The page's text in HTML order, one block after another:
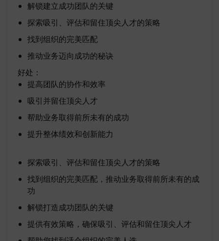
解锁建立成功团队的关键
探索吸引、评估和留住顶尖人才的策略
找到组织的完美匹配
推动业务迈向成功的秘诀
好处：
提高团队的协作和效率
吸引并留住顶尖人才
帮助业务取得前所未有的成功
提升整体绩效和创新能力
探索吸引、评估和留住顶尖人才的策略
找到组织的完美匹配，推动业务取得前所未有的成
功
解锁打造成功团队的关键
提供有效策略，确保吸引、评估和留住顶尖人才